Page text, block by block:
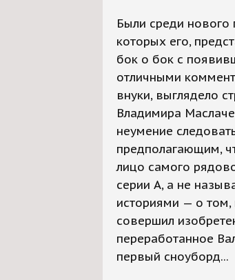
Были среди нового
которых его,
бок о бок с
отличными
внуки, выглядело
Владимира
неумение
предполагающим,
лицо самого
серии A, а не
историями — о
совершил
переработанное
первый сноуборд...